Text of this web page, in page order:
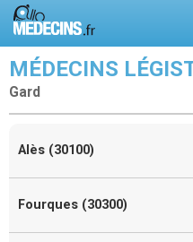
MÉDECINS
Gard
Alès (30100)
Fourques (30300)